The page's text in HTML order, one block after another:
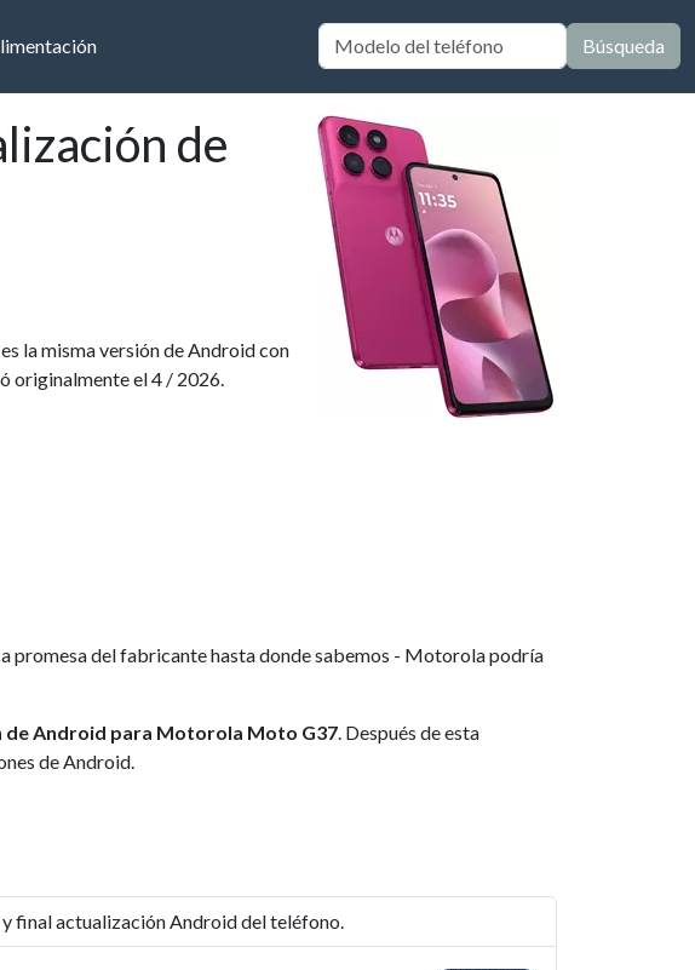
Búsqueda
de
es la misma versión de Android con
originalmente el 4 / 2026.
promesa del fabricante hasta donde sabemos - Motorola podría
de Android para Motorola Moto G37. Después de esta
de Android.
y final actualización Android del teléfono.